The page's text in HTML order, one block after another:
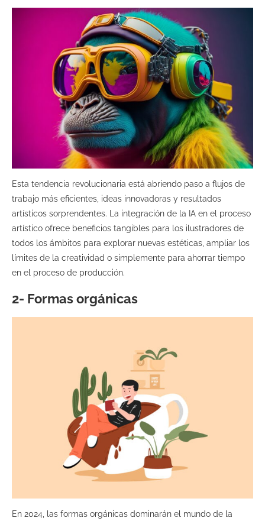
Esta tendencia revolucionaria está abriendo paso a flujos de
trabajo más eficientes, ideas innovadoras y resultados
artísticos sorprendentes. La integración de la IA en el proceso
artístico ofrece beneficios tangibles para los ilustradores de
todos los ámbitos para explorar nuevas estéticas, ampliar los
límites de la creatividad o simplemente para ahorrar tiempo
en el proceso de producción.
2- Formas orgánicas
En 2024, las formas orgánicas dominarán el mundo de la